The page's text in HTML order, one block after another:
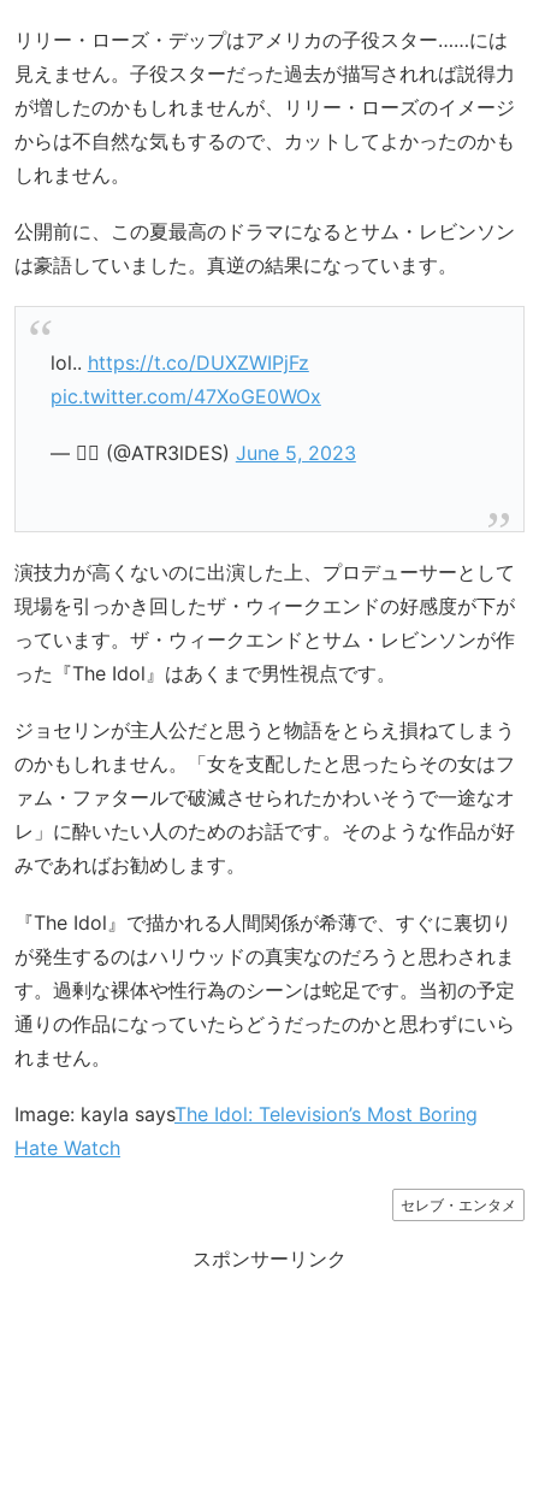
リリー・ローズ・デップはアメリカの子役スター……には
見えません。子役スターだった過去が描写されれば説得力
が増したのかもしれませんが、リリー・ローズのイメージ
からは不自然な気もするので、カットしてよかったのかも
しれません。
公開前に、この夏最高のドラマになるとサム・レビンソン
は豪語していました。真逆の結果になっています。
lol.. https://t.co/DUXZWIPjFz
pic.twitter.com/47XoGE0WOx
— ❤️‍🔥 (@ATR3lDES) June 5, 2023
演技力が高くないのに出演した上、プロデューサーとして
現場を引っかき回したザ・ウィークエンドの好感度が下が
っています。ザ・ウィークエンドとサム・レビンソンが作
った『The Idol』はあくまで男性視点です。
ジョセリンが主人公だと思うと物語をとらえ損ねてしまう
のかもしれません。「女を支配したと思ったらその女はフ
ァム・ファタールで破滅させられたかわいそうで一途なオ
レ」に酔いたい人のためのお話です。そのような作品が好
みであればお勧めします。
『The Idol』で描かれる人間関係が希薄で、すぐに裏切り
が発生するのはハリウッドの真実なのだろうと思わされま
す。過剰な裸体や性行為のシーンは蛇足です。当初の予定
通りの作品になっていたらどうだったのかと思わずにいら
れません。
Image: kayla saysThe Idol: Television’s Most Boring
Hate Watch
セレブ・エンタメ
スポンサーリンク